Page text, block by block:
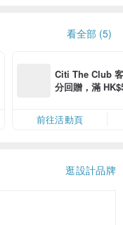
看全部 (5)
Citi The Club
分回贈，滿
前往活動頁
逛設計品牌